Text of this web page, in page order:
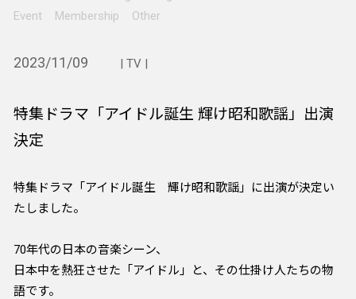
Event
Membership Other
2023/11/09 | TV |
特集ドラマ「アイドル誕生 輝け昭和歌謡」出演
決定
特集ドラマ「アイドル誕生 輝け昭和歌謡」に出演が決定い
たしました。
70年代の日本の音楽シーン、
日本中を熱狂させた「アイドル」と、その仕掛け人たちの物
語です。